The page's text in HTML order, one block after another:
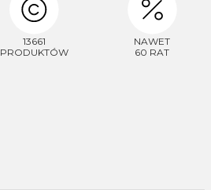
13661
PRODUKTÓW
NAWET
60 RAT